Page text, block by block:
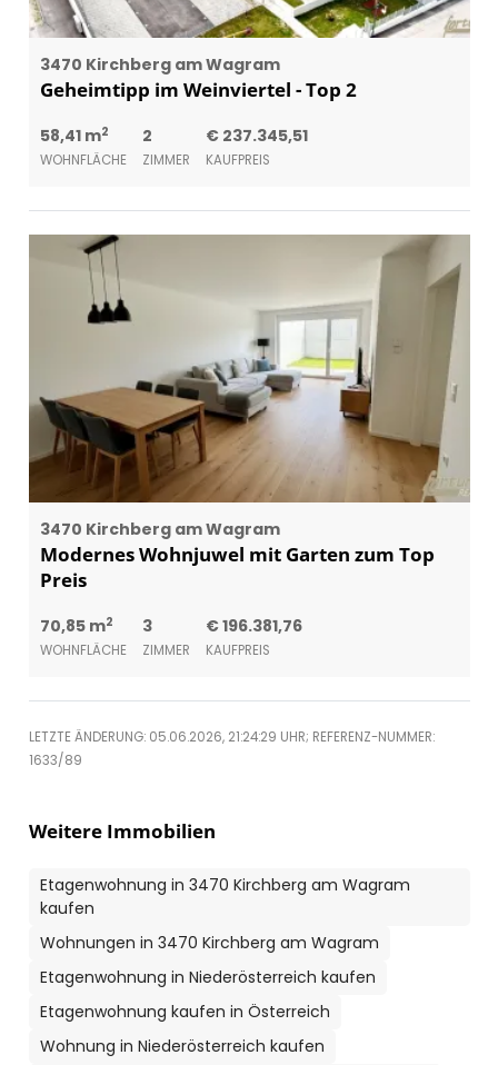
3470 Kirchberg am Wagram
Geheimtipp im Weinviertel - Top 2
58,41 m2
WOHNFLÄCHE
2
ZIMMER
€ 237.345,51
KAUFPREIS
3470 Kirchberg am Wagram
Modernes Wohnjuwel mit Garten zum Top
Preis
70,85 m2
WOHNFLÄCHE
3
ZIMMER
€ 196.381,76
KAUFPREIS
LETZTE ÄNDERUNG: 05.06.2026, 21:24:29 UHR; REFERENZ-NUMMER:
1633/89
Weitere Immobilien
Etagenwohnung in 3470 Kirchberg am Wagram
kaufen
Wohnungen in 3470 Kirchberg am Wagram
Etagenwohnung in Niederösterreich kaufen
Etagenwohnung kaufen in Österreich
Wohnung in Niederösterreich kaufen